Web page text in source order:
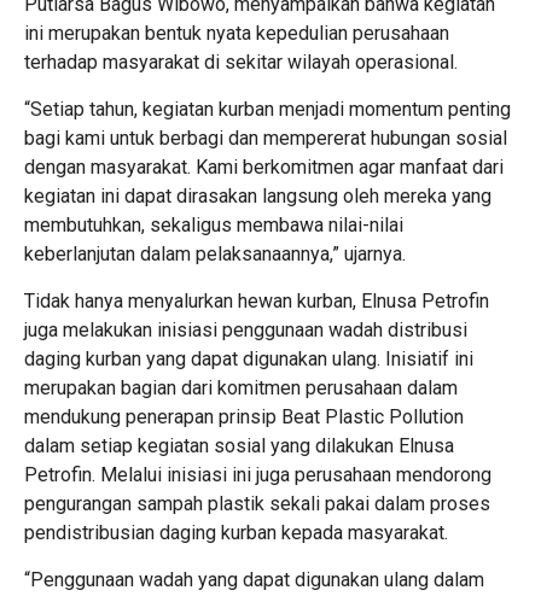
ini merupakan bentuk nyata kepedulian perusahaan
terhadap masyarakat di sekitar wilayah operasional.
“Setiap tahun, kegiatan kurban menjadi momentum penting
bagi kami untuk berbagi dan mempererat hubungan sosial
dengan masyarakat. Kami berkomitmen agar manfaat dari
kegiatan ini dapat dirasakan langsung oleh mereka yang
membutuhkan, sekaligus membawa nilai-nilai
keberlanjutan dalam pelaksanaannya,” ujarnya.
Tidak hanya menyalurkan hewan kurban, Elnusa Petrofin
juga melakukan inisiasi penggunaan wadah distribusi
daging kurban yang dapat digunakan ulang. Inisiatif ini
merupakan bagian dari komitmen perusahaan dalam
mendukung penerapan prinsip Beat Plastic Pollution
dalam setiap kegiatan sosial yang dilakukan Elnusa
Petrofin. Melalui inisiasi ini juga perusahaan mendorong
pengurangan sampah plastik sekali pakai dalam proses
pendistribusian daging kurban kepada masyarakat.
“Penggunaan wadah yang dapat digunakan ulang dalam